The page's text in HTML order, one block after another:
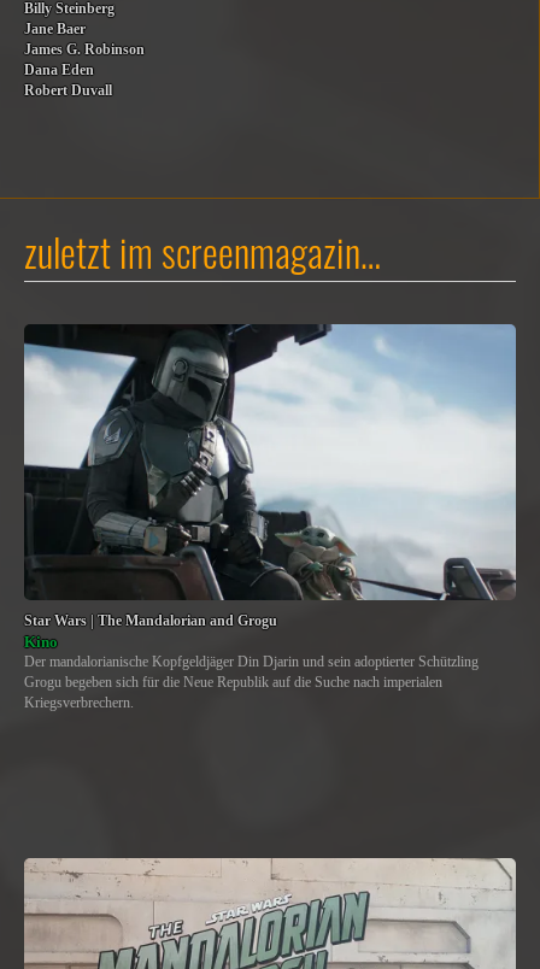
Billy Steinberg
Jane Baer
James G. Robinson
Dana Eden
Robert Duvall
zuletzt im screenmagazin…
Star Wars | The Mandalorian and Grogu
Kino
Der mandalorianische Kopfgeldjäger Din Djarin und sein adoptierter Schützling
Grogu begeben sich für die Neue Republik auf die Suche nach imperialen
Kriegsverbrechern.